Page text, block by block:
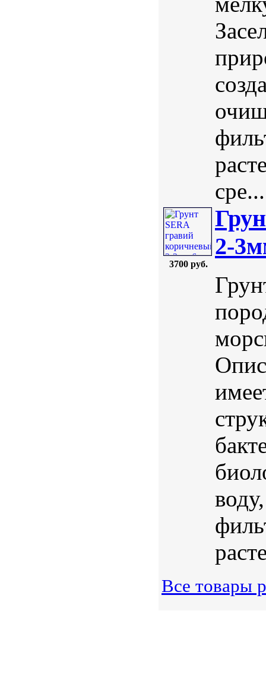
сре...
3700 руб.
2-
Все товары